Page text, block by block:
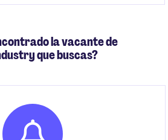
la vacante de
que buscas?